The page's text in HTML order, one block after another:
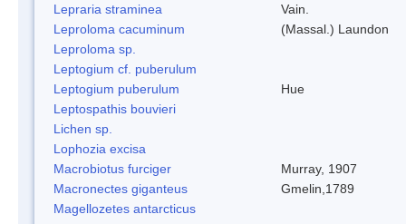
Lepraria straminea
Vain.
Leproloma cacuminum
(Massal.) Laundon
Leproloma sp.
Leptogium cf. puberulum
Leptogium puberulum
Hue
Leptospathis bouvieri
Lichen sp.
Lophozia excisa
Macrobiotus furciger
Murray, 1907
Macronectes giganteus
Gmelin,1789
Magellozetes antarcticus